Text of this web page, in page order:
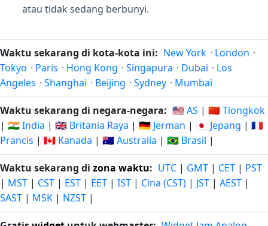
atau tidak sedang berbunyi.
Waktu sekarang di kota-kota ini: New York · London ·
Tokyo · Paris · Hong Kong · Singapura · Dubai · Los
Angeles · Shanghai · Beijing · Sydney · Mumbai
Waktu sekarang di negara-negara: 🇺🇸 AS | 🇨🇳 Tiongkok
| 🇮🇳 India | 🇬🇧 Britania Raya | 🇩🇪 Jerman | 🇯🇵 Jepang | 🇫🇷
Prancis | 🇨🇦 Kanada | 🇦🇺 Australia | 🇧🇷 Brasil |
Waktu sekarang di zona waktu: UTC | GMT | CET | PST
| MST | CST | EST | EET | IST | Cina (CST) | JST | AEST |
SAST | MSK | NZST |